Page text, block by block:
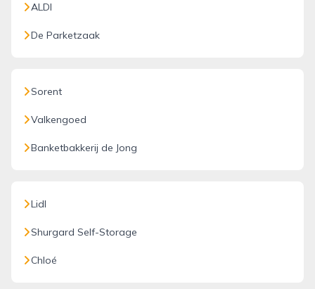
ALDI
De Parketzaak
Sorent
Valkengoed
Banketbakkerij de Jong
Lidl
Shurgard Self-Storage
Chloé